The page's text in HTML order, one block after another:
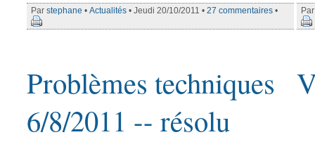
Par stephane • Actualités • Jeudi 20/10/2011 • 27 commentaires •
Problèmes techniques
6/8/2011 -- résolu